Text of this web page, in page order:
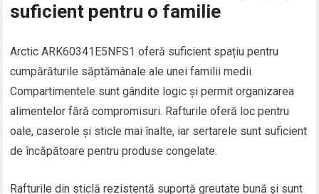
suficient pentru o familie
Arctic ARK60341E5NFS1 oferă suficient spațiu pentru
cumpărăturile săptămânale ale unei familii medii.
Compartimentele sunt gândite logic și permit organizarea
alimentelor fără compromisuri. Rafturile oferă loc pentru
oale, caserole și sticle mai înalte, iar sertarele sunt suficient
de încăpătoare pentru produse congelate.
Rafturile din sticlă rezistentă suportă greutate bună și sunt